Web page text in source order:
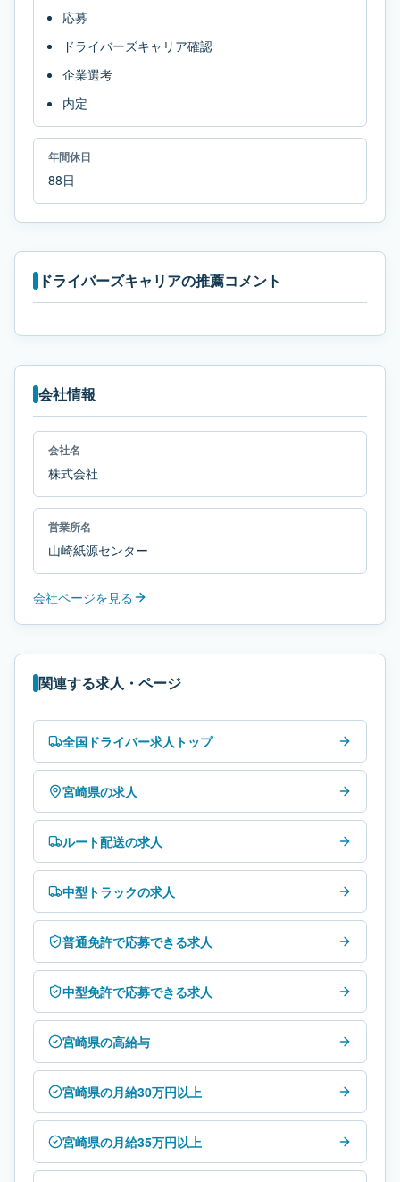
応募
ドライバーズキャリア確認
企業選考
内定
年間休日
88日
ドライバーズキャリアの推薦コメント
会社情報
会社名
株式会社
営業所名
山崎紙源センター
会社ページを見る
関連する求人・ページ
全国ドライバー求人トップ
宮崎県の求人
ルート配送の求人
中型トラックの求人
普通免許で応募できる求人
中型免許で応募できる求人
宮崎県の高給与
宮崎県の月給30万円以上
宮崎県の月給35万円以上